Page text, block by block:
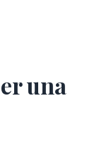
una